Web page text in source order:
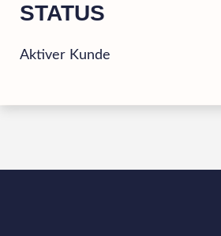
STATUS
Aktiver Kunde